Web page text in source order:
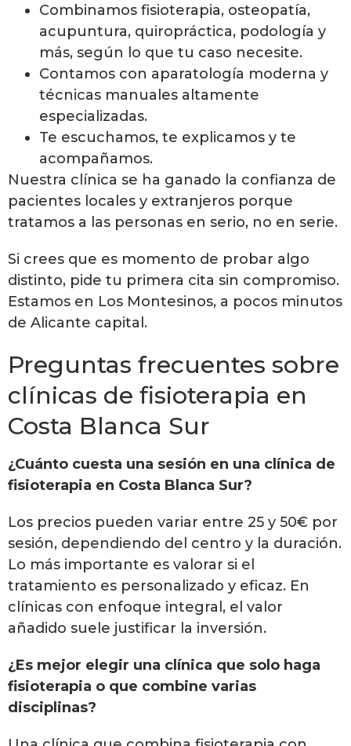
Combinamos fisioterapia, osteopatía,
acupuntura, quiropráctica, podología y
más, según lo que tu caso necesite.
Contamos con aparatología moderna y
técnicas manuales altamente
especializadas.
Te escuchamos, te explicamos y te
acompañamos.
Nuestra clínica se ha ganado la confianza de
pacientes locales y extranjeros porque
tratamos a las personas en serio, no en serie.
Si crees que es momento de probar algo
distinto, pide tu primera cita sin compromiso.
Estamos en Los Montesinos, a pocos minutos
de Alicante capital.
Preguntas frecuentes sobre
clínicas de fisioterapia en
Costa Blanca Sur
¿Cuánto cuesta una sesión en una clínica de
fisioterapia en Costa Blanca Sur?
Los precios pueden variar entre 25 y 50€ por
sesión, dependiendo del centro y la duración.
Lo más importante es valorar si el
tratamiento es personalizado y eficaz. En
clínicas con enfoque integral, el valor
añadido suele justificar la inversión.
¿Es mejor elegir una clínica que solo haga
fisioterapia o que combine varias
disciplinas?